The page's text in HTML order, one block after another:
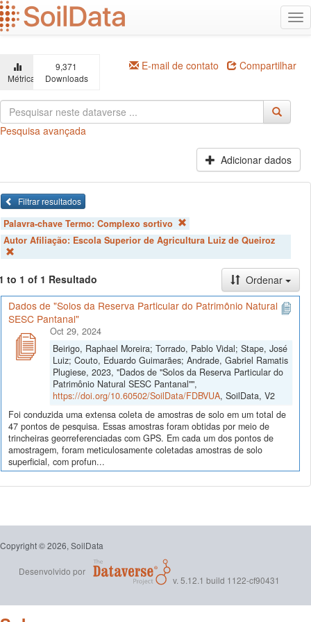
Ir
para
o
principal
Métricas
9,371
Downloads
E-mail de contato Compartilhar
Pesquisa avançada
Adicionar dados
Filtrar resultados
Palavra-chave Termo: Complexo sortivo
Autor Afiliação: Escola Superior de Agricultura Luiz de Queiroz
to 1 of 1 Resultado
Ordenar
Dados de "Solos da Reserva Particular do Patrimônio Natural
SESC Pantanal"
Oct 29, 2024
Beirigo, Raphael Moreira; Torrado, Pablo Vidal; Stape, José
Luiz; Couto, Eduardo Guimarães; Andrade, Gabriel Ramatis
Plugiese, 2023, "Dados de "Solos da Reserva Particular do
Patrimônio Natural SESC Pantanal"",
https://doi.org/10.60502/SoilData/FDBVUA, SoilData, V2
Foi conduzida uma extensa coleta de amostras de solo em um total de
47 pontos de pesquisa. Essas amostras foram obtidas por meio de
trincheiras georreferenciadas com GPS. Em cada um dos pontos de
amostragem, foram meticulosamente coletadas amostras de solo
superficial, com profun...
Copyright © 2026, SoilData
Desenvolvido por
v. 5.12.1 build 1122-cf90431